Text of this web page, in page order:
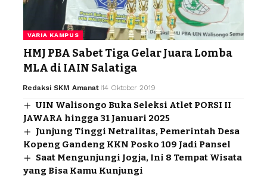
VARIA KAMPUS
HMJ PBA Sabet Tiga Gelar Juara Lomba
MLA di IAIN Salatiga
Redaksi SKM Amanat 14 Oktober 2019
UIN Walisongo Buka Seleksi Atlet PORSI II
JAWARA hingga 31 Januari 2025
Junjung Tinggi Netralitas, Pemerintah Desa
Kopeng Gandeng KKN Posko 109 Jadi Pansel
Saat Mengunjungi Jogja, Ini 8 Tempat Wisata
yang Bisa Kamu Kunjungi